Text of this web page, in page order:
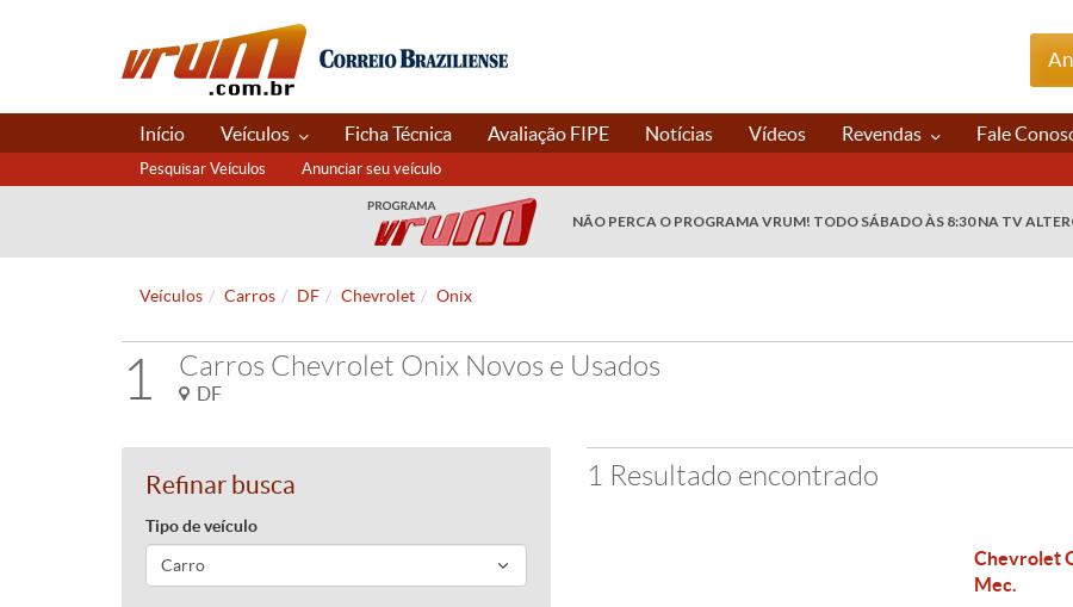
Início Veículos Ficha Técnica Avaliação FIPE Notícias Vídeos Revendas Fale
Pesquisar Veículos Anunciar seu veículo
NÃO PERCA O PROGRAMA VRUM! TODO SÁBADO ÀS 8:30 NA TV
Veículos Carros DF Chevrolet Onix
1 Carros Chevrolet Onix Novos e Usados
DF
Refinar busca
Tipo de veículo
1 Resultado encontrado
Chevrolet
Mec.